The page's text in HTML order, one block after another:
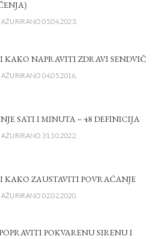
05.04.2023.
KAKO NAPRAVITI ZDRAVI SENDVIČ
04.05.2016.
SATI I MINUTA – 48 DEFINICIJA
31.10.2022.
KAKO ZAUSTAVITI POVRAĆANJE
02.02.2020.
POKVARENU SIRENU I